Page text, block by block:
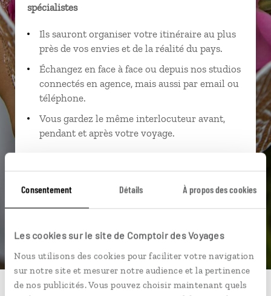
Consentement Détails À propos des cookies
Les cookies sur le site de Comptoir des Voyages
Nous utilisons des cookies pour faciliter votre navigation
sur notre site et mesurer notre audience et la pertinence
de nos publicités. Vous pouvez choisir maintenant quels
spécialistes
Ils sauront organiser votre itinéraire au plus
près de vos envies et de la réalité du pays.
Échangez en face à face ou depuis nos studios
connectés en agence, mais aussi par email ou
téléphone.
Vous gardez le même interlocuteur avant,
pendant et après votre voyage.
Construisez votre voyage avec un spécialiste Oman
01 86 95 65 47